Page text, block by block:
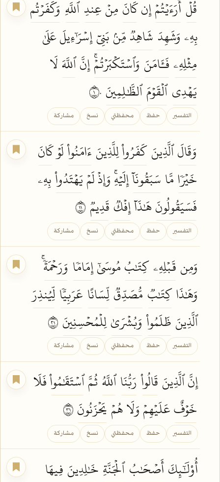
قُلۡ أَرَءَيۡتُمۡإِنكَانَ مِنۡعِندِٱللَّهِ وَكَفَرۡتُم
بِهِۦ وَشَهِدَ شَاهِدٞمِّنۢبَنِيٓإِسۡرَٰٓءِيلَ عَلَىٰ
مِثۡلِهِۦ فَـَٔامَنَ وَٱسۡتَكۡبَرۡتُمۡۚإِنَّٱللَّهَلَا
يَهۡدِيٱلۡقَوۡمَٱلظَّٰلِمِينَ
التفسير حفظ محفظتي نسخ مشاركة
وَقَالَٱلَّذِينَكَفَرُواْلِلَّذِينَ ءَامَنُواْلَوۡكَانَ
خَيۡرٗا مَّا سَبَقُونَآإِلَيۡهِۚ وَإِذۡ لَمۡيَهۡتَدُواْبِهِۦ
فَسَيَقُولُونَهَٰذَآإِفۡكٞ قَدِيمٞ
التفسير حفظ محفظتي نسخ مشاركة
وَمِن قَبۡلِهِۦكِتَٰبُمُوسَىٰٓإِمَامٗا وَرَحۡمَةٗۚ
وَهَٰذَاكِتَٰبٞ مُّصَدِّقٞلِّسَانًا عَرَبِيّٗا لِّيُنذِرَ
ٱلَّذِينَ ظَلَمُواْ وَبُشۡرَىٰلِلۡمُحۡسِنِينَ
التفسير حفظ محفظتي نسخ مشاركة
إِنَّ ٱلَّذِينَ قَالُواْ رَبُّنَاٱللَّهُ ثُمَّٱسۡتَقَٰمُواْفَلَا
خَوۡفٌعَلَيۡهِمۡ وَلَا هُمۡ يَحۡزَنُونَ
التفسير حفظ محفظتي نسخ مشاركة
أُوْلَٰٓئِكَأَصۡحَٰبُٱلۡجَنَّةِ خَٰلِدِينَ فِيهَا